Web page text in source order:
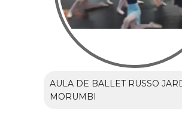
AULA DE BALLET RUSSO
MORUMBI